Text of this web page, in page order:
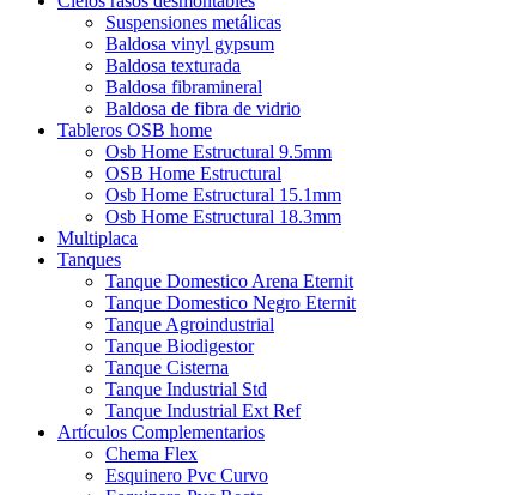
Suspensiones metálicas
Baldosa vinyl gypsum
Baldosa texturada
Baldosa fibramineral
Baldosa de fibra de vidrio
Tableros OSB home
Osb Home Estructural 9.5mm
OSB Home Estructural
Osb Home Estructural 15.1mm
Osb Home Estructural 18.3mm
Multiplaca
Tanques
Tanque Domestico Arena Eternit
Tanque Domestico Negro Eternit
Tanque Agroindustrial
Tanque Biodigestor
Tanque Cisterna
Tanque Industrial Std
Tanque Industrial Ext Ref
Artículos Complementarios
Chema Flex
Esquinero Pvc Curvo